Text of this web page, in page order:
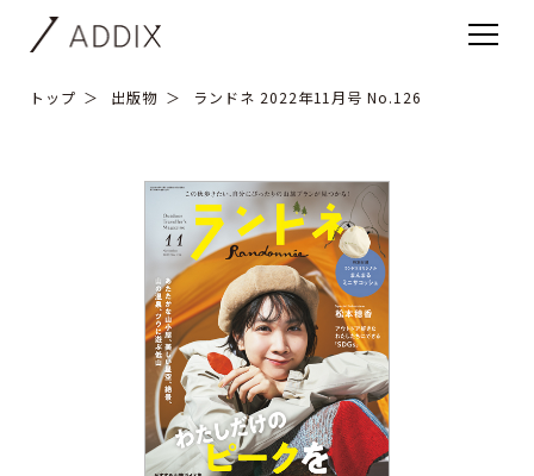
トップ 出版物 ランドネ 2022年11月号 No.126